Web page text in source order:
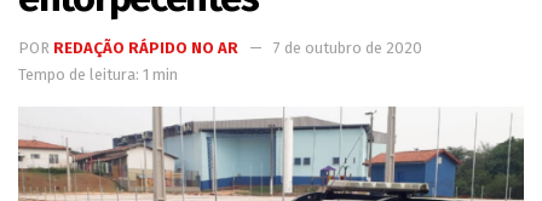
POR REDAÇÃO RÁPIDO NO AR
7 de outubro de 2020
Tempo de leitura: 1 min